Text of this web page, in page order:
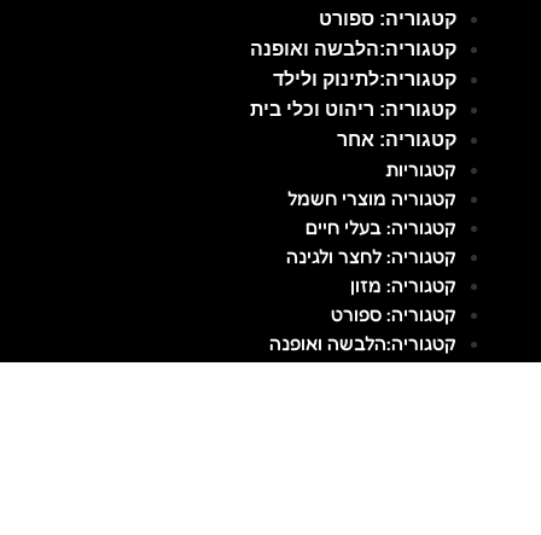
קטגוריה: ספורט
קטגוריה:הלבשה ואופנה
קטגוריה:לתינוק ולילד
קטגוריה: ריהוט וכלי בית
קטגוריה: אחר
קטגוריות
קטגוריה מוצרי חשמל
קטגוריה: בעלי חיים
קטגוריה: לחצר ולגינה
קטגוריה: מזון
קטגוריה: ספורט
קטגוריה:הלבשה ואופנה